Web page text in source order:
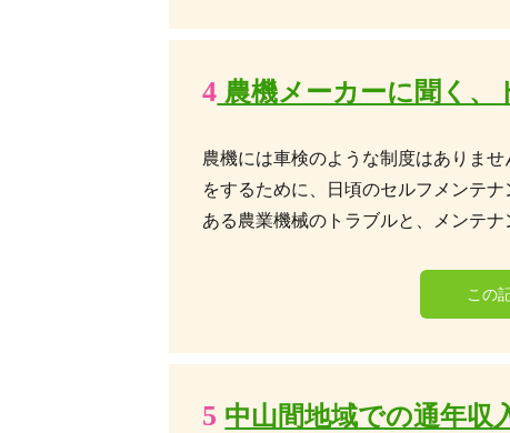
4 農機メーカーに聞く、
農機には車検のような制度はありま
をするために、日頃のセルフメンテ
ある農業機械のトラブルと、メンテナ
この
5 中山間地域での通年